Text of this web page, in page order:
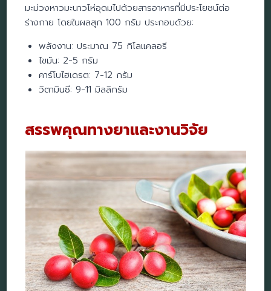
มะม่วงหาวมะนาวโห่อุดมไปด้วยสารอาหารที่มีประโยชน์ต่อ
ร่างกาย โดยในผลสุก 100 กรัม ประกอบด้วย:
พลังงาน: ประมาณ 75 กิโลแคลอรี
ไขมัน: 2-5 กรัม
คาร์โบไฮเดรต: 7-12 กรัม
วิตามินซี: 9-11 มิลลิกรัม
สรรพคุณทางยาและงานวิจัย